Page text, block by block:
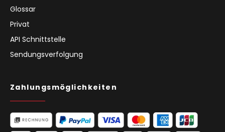
Glossar
Privat
API Schnittstelle
Sendungsverfolgung
Zahlungsmöglichkeiten